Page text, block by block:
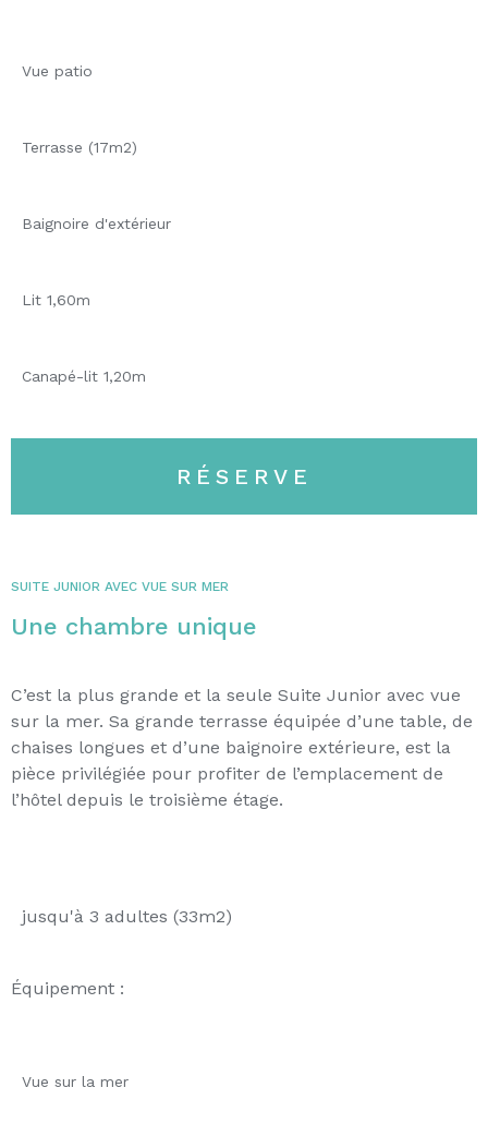
RÉSERVE
Vue patio
Terrasse (17m2)
Baignoire d'extérieur
Lit 1,60m
Canapé-lit 1,20m
SUITE JUNIOR AVEC VUE SUR MER
Une chambre unique
C’est la plus grande et la seule Suite Junior avec vue
sur la mer. Sa grande terrasse équipée d’une table, de
chaises longues et d’une baignoire extérieure, est la
pièce privilégiée pour profiter de l’emplacement de
l’hôtel depuis le troisième étage.
jusqu'à 3 adultes (33m2)
Équipement :
Vue sur la mer